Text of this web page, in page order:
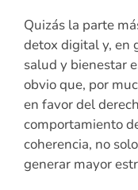
Quizás la parte
detox digital y, en
salud y bienestar
obvio que, por
en favor del
comportamiento
coherencia, no
generar mayor